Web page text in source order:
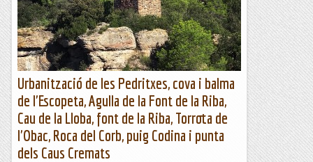
Urbanització de les Pedritxes, cova i balma
de l'Escopeta, Agulla de la Font de la Riba,
Cau de la Lloba, font de la Riba, Torrota de
l'Obac, Roca del Corb, puig Codina i punta
dels Caus Cremats